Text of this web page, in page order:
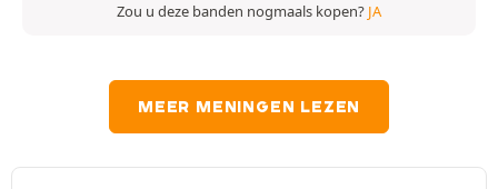
Zou u deze banden nogmaals kopen? JA
MEER MENINGEN LEZEN